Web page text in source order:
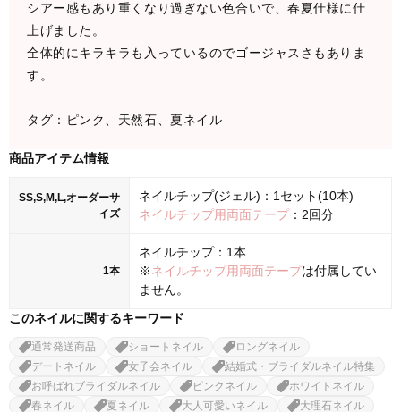
シアー感もあり重くなり過ぎない色合いで、春夏仕様に仕
上げました。
全体的にキラキラも入っているのでゴージャスさもありま
す。
タグ：ピンク、天然石、夏ネイル
商品アイテム情報
SS,S,M,L,オーダーサ
イズ
ネイルチップ(ジェル)：1セット(10本)
ネイルチップ用両面テープ：2回分
1本
ネイルチップ：1本
※ネイルチップ用両面テープは付属してい
ません。
このネイルに関するキーワード
通常発送商品 ショートネイル
ロングネイル
デートネイル
女子会ネイル
結婚式・ブライダルネイル特集
お呼ばれブライダルネイル
ピンクネイル
ホワイトネイル
春ネイル
夏ネイル 大人可愛いネイル 大理石ネイル